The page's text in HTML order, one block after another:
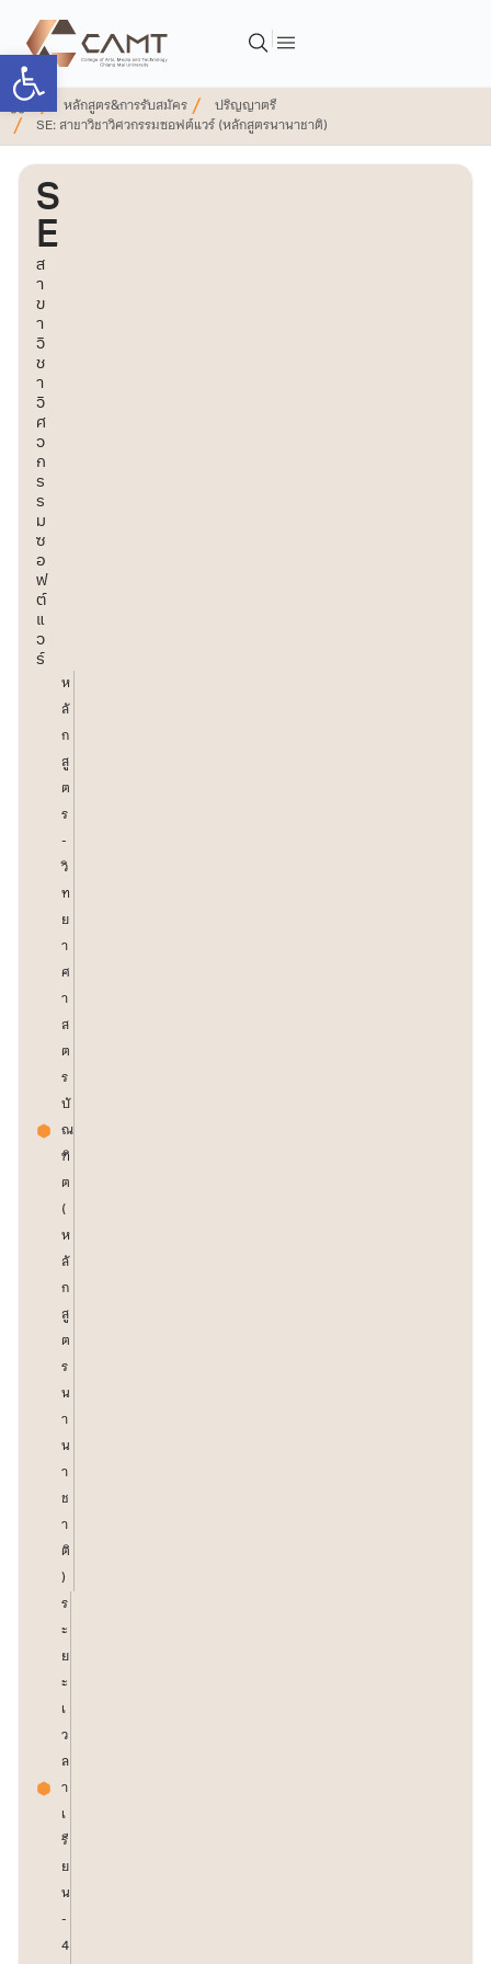
Open toolbar
หลักสูตร&การรับสมัคร
ปริญญาตรี
SE: สาขาวิชาวิศวกรรมซอฟต์แวร์ (หลักสูตรนานาชาติ)
S
E
ส
า
ข
า
วิ
ช
า
วิ
ศ
ว
ก
ร
ร
ม
ซ
อ
ฟ
ต์
แ
ว
ร์
ห
ลั
ก
สู
ต
ร
-
วิ
ท
ย
า
ศ
า
ส
ต
ร
บั
ณ
ฑิ
ต
(
ห
ลั
ก
สู
ต
ร
น
า
น
า
ช
า
ติ
)
ร
ะ
ย
ะ
เ
ว
ล
า
เ
รี
ย
น
-
4